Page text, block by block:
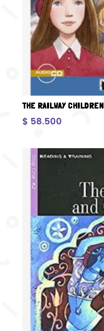
THE RAILWAY CHILDREN
$ 58.500